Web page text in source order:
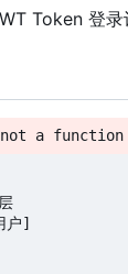
Token 登录
not a function
]